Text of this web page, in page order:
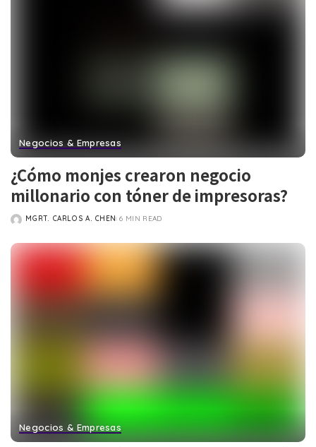
Negocios & Empresas
¿Cómo monjes crearon negocio
millonario con tóner de impresoras?
POSTED
MGRT. CARLOS A. CHEN 6 MIN READ
Negocios & Empresas